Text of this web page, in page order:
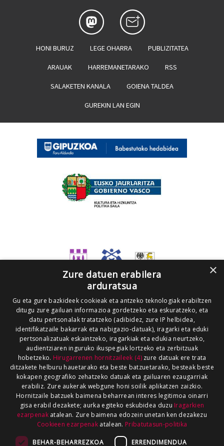
HONI BURUZ LEGE OHARRA PUBLIZITATEA
ARAUAK HARREMANETARAKO RSS
SALAKETEN KANALA GOIENA TALDEA
GUREKIN LAN EGIN
×
Zure datuen erabilera
arduratsua
Gu eta gure bazkideek cookieak eta antzeko teknologiak erabiltzen
ditugu zure gailuan informazioa gordetzeko eta eskuratzeko, eta
datu pertsonalak tratatzeko (adibidez, zure IP helbidea,
identifikatzaile bakarrak eta nabigazio-datuak), iragarki eta eduki
pertsonalizatuak eskaintzeko, iragarkiak eta edukia neurtzeko,
audientziaren inguruko ikuspegiak lortzeko eta zerbitzuak
hobetzeko. Hirugarrenen hornitzaileek (4)zure datuak ere trata
ditzakete helburu hauetarako eta beste batzuetarako, besteak beste
kokapen geografiko zehatzeko datuak eta gailuaren ezaugarriak
erabiliz. Zure aukerak webgune honi soilik aplikatzen zaizkio.
Hornitzaile batzuek baimena beharrean interes legitimoa oinarri
gisa erabil dezakete; aurka egiteko eskubidea duzu Iragarkien
ezarpenakatalean. Zure baimena edozein unetan ken dezakezu
Cookieen ezarpenak atalean. Pribatutasun-politika
BEHAR-BEHARREZKOA ERRENDIMENDUA